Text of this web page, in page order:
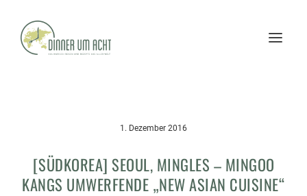
1. Dezember 2016
[SÜDKOREA] SEOUL, MINGLES – MINGOO
KANGS UMWERFENDE „NEW ASIAN CUISINE“